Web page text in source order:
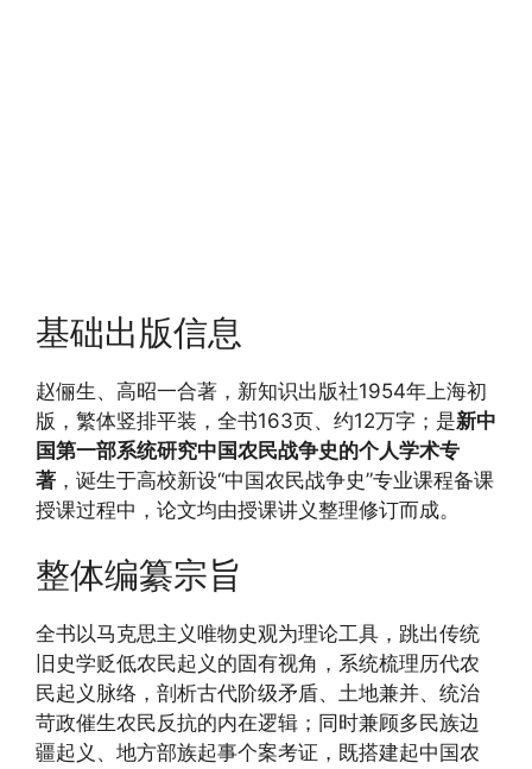
基础出版信息
赵俪生、高昭一合著，新知识出版社1954年上海初
版，繁体竖排平装，全书163页、约12万字；是新中
国第一部系统研究中国农民战争史的个人学术专
著 ，诞生于高校新设“中国农民战争史”专业课程备课
授课过程中，论文均由授课讲义整理修订而成。
整体编纂宗旨
全书以马克思主义唯物史观为理论工具，跳出传统
旧史学贬低农民起义的固有视角，系统梳理历代农
民起义脉络，剖析古代阶级矛盾、土地兼并、统治
苛政催生农民反抗的内在逻辑；同时兼顾多民族边
疆起义、地方部族起事个案考证，既搭建起中国农